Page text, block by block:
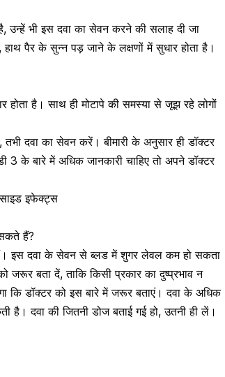
उन्हें भी इस दवा का सेवन करने की सलाह दी जा
पैर के सुन्न पड़ जाने के लक्षणों में सुधार होता है।
होता है। साथ हीमोटापे की समस्या से जूझ रहे लोगों
दवा का सेवन करें। बीमारी के अनुसार ही डॉक्टर
के बारे में अधिक जानकारी चाहिए तो अपने डॉक्टर
इफेक्ट्स
हैं?
इस दवा के सेवन से ब्लड में शुगर लेवल कम हो सकता
जरूर बता दें, ताकि किसी प्रकार का दुष्प्रभाव न
कि डॉक्टर को इस बारे में जरूर बताएं। दवा के अधिक
दवा की जितनी डोज बताई गई हो, उतनी ही लें।